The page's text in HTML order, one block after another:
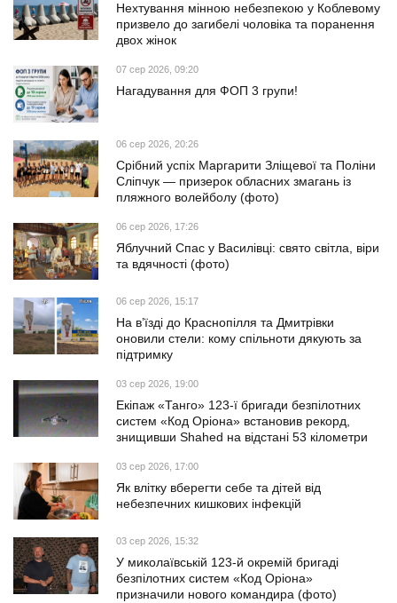
Нехтування мінною небезпекою у Коблевому
призвело до загибелі чоловіка та поранення
двох жінок
07 сер 2026, 09:20
Нагадування для ФОП 3 групи!
06 сер 2026, 20:26
Срібний успіх Маргарити Зліщевої та Поліни
Сліпчук — призерок обласних змагань із
пляжного волейболу (фото)
06 сер 2026, 17:26
Яблучний Спас у Василівці: свято світла, віри
та вдячності (фото)
06 сер 2026, 15:17
На в’їзді до Краснопілля та Дмитрівки
оновили стели: кому спільноти дякують за
підтримку
03 сер 2026, 19:00
Екіпаж «Танго» 123-ї бригади безпілотних
систем «Код Оріона» встановив рекорд,
знищивши Shahed на відстані 53 кілометри
03 сер 2026, 17:00
Як влітку вберегти себе та дітей від
небезпечних кишкових інфекцій
03 сер 2026, 15:32
У миколаївській 123-й окремій бригаді
безпілотних систем «Код Оріона»
призначили нового командира (фото)